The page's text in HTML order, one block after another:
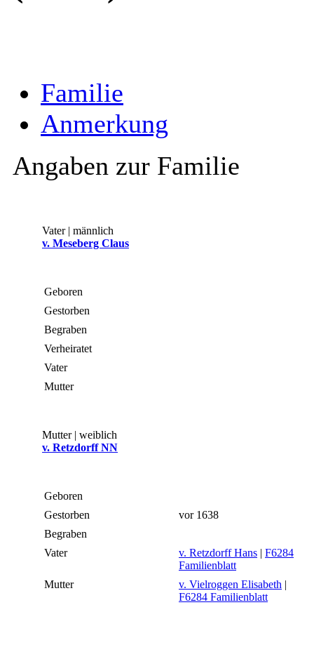
Familie
Anmerkung
Angaben zur Familie
Vater | männlich
v. Meseberg Claus
Geboren
Gestorben
Begraben
Verheiratet
Vater
Mutter
Mutter | weiblich
v. Retzdorff NN
Geboren
Gestorben
vor 1638
Begraben
Vater
v. Retzdorff Hans | F6284
Familienblatt
Mutter
v. Vielroggen Elisabeth |
F6284 Familienblatt